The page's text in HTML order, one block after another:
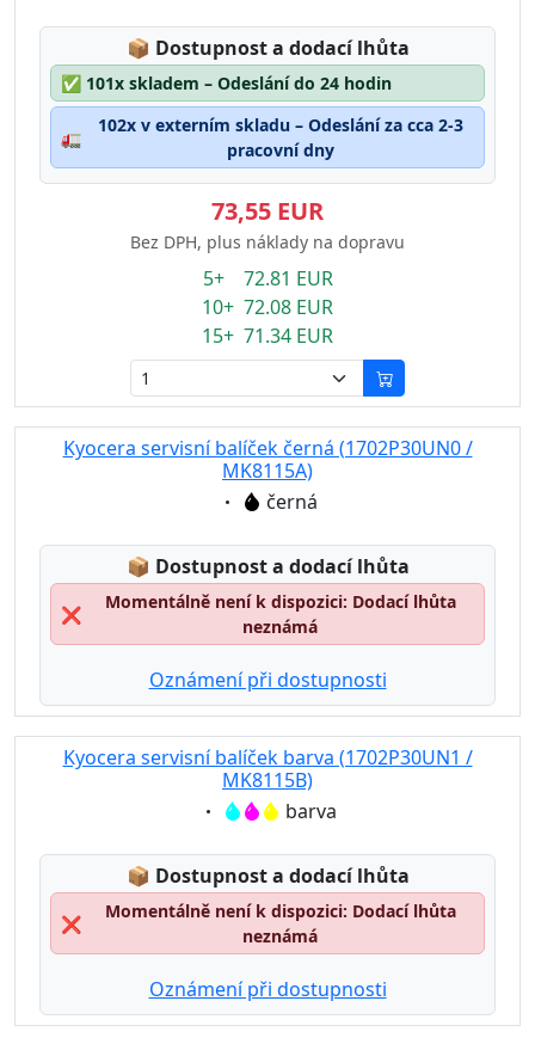
📦 Lagerstatus:
Dostupnost a dodací lhůta
✅ 101x skladem – Odeslání do 24 hodin
🚛
102x v externím skladu – Odeslání za cca 2-3
pracovní dny
73,55 EUR
Bez DPH, plus náklady na dopravu
5+ 72.81 EUR
10+ 72.08 EUR
15+ 71.34 EUR
Kyocera servisní balíček černá (1702P30UN0 /
MK8115A)
Eigenschaft:
černá
📦 Lagerstatus:
Dostupnost a dodací lhůta
❌
Momentálně není k dispozici: Dodací lhůta
neznámá
Oznámení při dostupnosti
Kyocera servisní balíček barva (1702P30UN1 /
MK8115B)
Eigenschaft:barva
📦 Lagerstatus:
Dostupnost a dodací lhůta
❌
Momentálně není k dispozici: Dodací lhůta
neznámá
Oznámení při dostupnosti